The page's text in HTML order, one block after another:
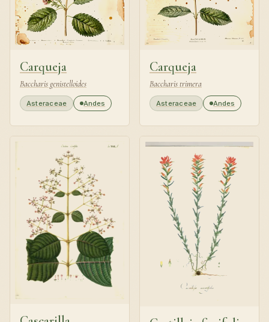
Carqueja
Baccharis genistelloides
Asteraceae Andes
Carqueja
Baccharis trimera
Asteraceae Andes